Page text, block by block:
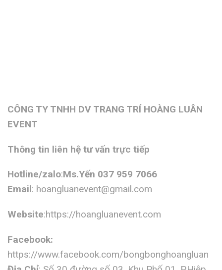
CÔNG TY TNHH DV TRANG TRÍ HOÀNG LUÂN
EVENT
Thông tin liên hệ tư vấn trực tiếp
Hotline/zalo:Ms.Yến 037 959 7066
Email: hoangluanevent@gmail.com
Website:https://hoangluanevent.com
Facebook:
https://www.facebook.com/bongbonghoangluan